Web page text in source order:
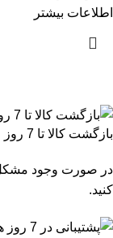
اطلاعات بیشتر
بازگشت کالا تا 7 روز
کنید.